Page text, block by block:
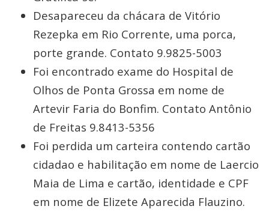
Desapareceu da chácara de Vitório
Rezepka em Rio Corrente, uma porca,
porte grande. Contato 9.9825-5003
Foi encontrado exame do Hospital de
Olhos de Ponta Grossa em nome de
Artevir Faria do Bonfim. Contato Antônio
de Freitas 9.8413-5356
Foi perdida um carteira contendo cartão
cidadao e habilitação em nome de Laercio
Maia de Lima e cartão, identidade e CPF
em nome de Elizete Aparecida Flauzino.